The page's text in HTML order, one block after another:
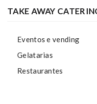
TAKE AWAY
Eventos e vending
Gelatarias
Restaurantes